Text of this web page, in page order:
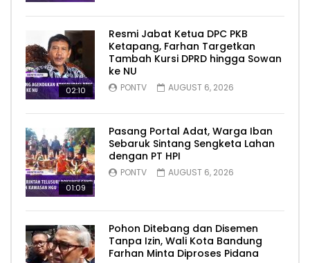
02:10
Resmi Jabat Ketua DPC PKB
Ketapang, Farhan Targetkan
Tambah Kursi DPRD hingga Sowan
ke NU
PONTV AUGUST 6, 2026
01:09
Pasang Portal Adat, Warga Iban
Sebaruk Sintang Sengketa Lahan
dengan PT HPI
PONTV AUGUST 6, 2026
Pohon Ditebang dan Disemen
Tanpa Izin, Wali Kota Bandung
Farhan Minta Diproses Pidana